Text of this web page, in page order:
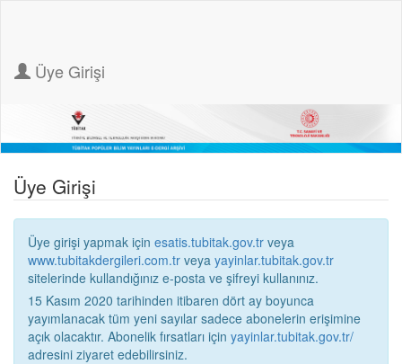
Üye Girişi
Üye Girişi
Üye girişi yapmak için esatis.tubitak.gov.tr veya
www.tubitakdergileri.com.tr veya yayinlar.tubitak.gov.tr
sitelerinde kullandığınız e-posta ve şifreyi kullanınız.
15 Kasım 2020 tarihinden itibaren dört ay boyunca
yayımlanacak tüm yeni sayılar sadece abonelerin erişimine
açık olacaktır. Abonelik fırsatları için yayinlar.tubitak.gov.tr/
adresini ziyaret edebilirsiniz.